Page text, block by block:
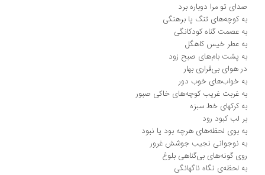
تو مرا دوباره برد
کوچه‌های تنگ پا برهنگی
عصمت گناه کودکانگی
عطر خیس کاهگل
پشت بام‌های صبح زود
هوای بی‌قراری بهار
خواب‌های خوب دور
غربت غریب کوچه‌های خاکی صبور
کرکهای خط سبزه
لب کبود رود
بوی لحظه‌های هرچه بود یا نبود
نوجوانی نجیب جوشش غرور
گونه‌های بی‌گناهی بلوغ
لحظه‌ی نگاه ناگهانگی